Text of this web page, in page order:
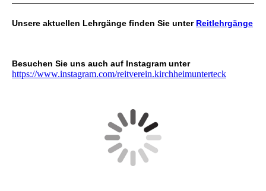
Unsere aktuellen Lehrgänge finden Sie unter Reitlehrgänge
Besuchen Sie uns auch auf Instagram unter
https://www.instagram.com/reitverein.kirchheimunterteck